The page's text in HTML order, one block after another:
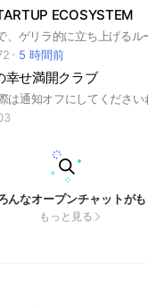
ECOSYSTEM
5 時間前
幸せ満開クラブ
は通知オフにしてくださ
んなオープンチャットが
もっと見る